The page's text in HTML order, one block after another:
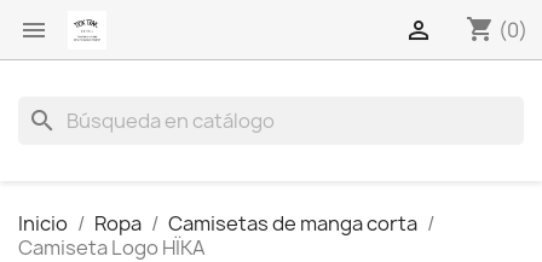
 shopping_cart (0)

search
Inicio Ropa
Camisetas de manga corta
Camiseta Logo HÏKA